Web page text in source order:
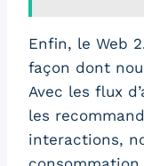
Enfin, le Web
façon dont
Avec les flux
les
interactions,